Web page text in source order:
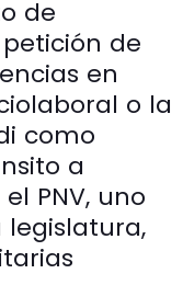
de
de
en
o la
como
a
PNV, uno
legislatura,